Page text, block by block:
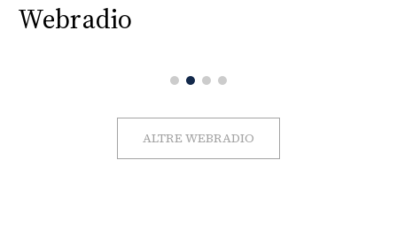
Webradio
ALTRE WEBRADIO